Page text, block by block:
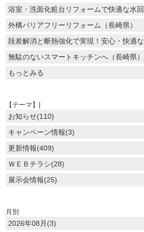
浴室・洗面化粧台リフォームで快適な水
外構バリアフリーリフォーム（長崎県）
段差解消と断熱強化で実現！安心・快適
無駄のないスマートキッチンへ（長崎県）
もっとみる
【テーマ】|
お知らせ(110)
キャンペーン情報(3)
更新情報(409)
ＷＥＢチラシ(28)
展示会情報(25)
月別
2026年08月(3)